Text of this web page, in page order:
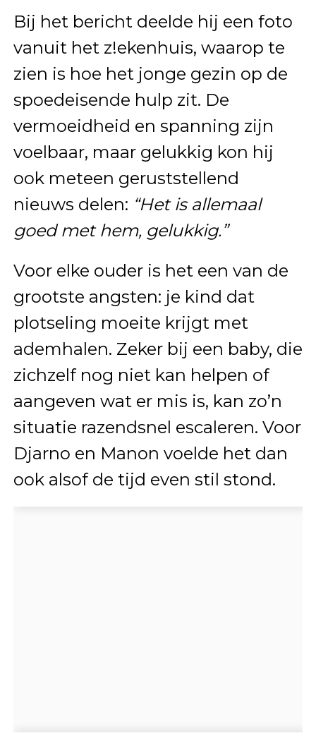
Bij het bericht deelde hij een foto
vanuit het z!ekenhuis, waarop te
zien is hoe het jonge gezin op de
spoedeisende hulp zit. De
vermoeidheid en spanning zijn
voelbaar, maar gelukkig kon hij
ook meteen geruststellend
nieuws delen: “Het is allemaal
goed met hem, gelukkig.”
Voor elke ouder is het een van de
grootste angsten: je kind dat
plotseling moeite krijgt met
ademhalen. Zeker bij een baby, die
zichzelf nog niet kan helpen of
aangeven wat er mis is, kan zo’n
situatie razendsnel escaleren. Voor
Djarno en Manon voelde het dan
ook alsof de tijd even stil stond.